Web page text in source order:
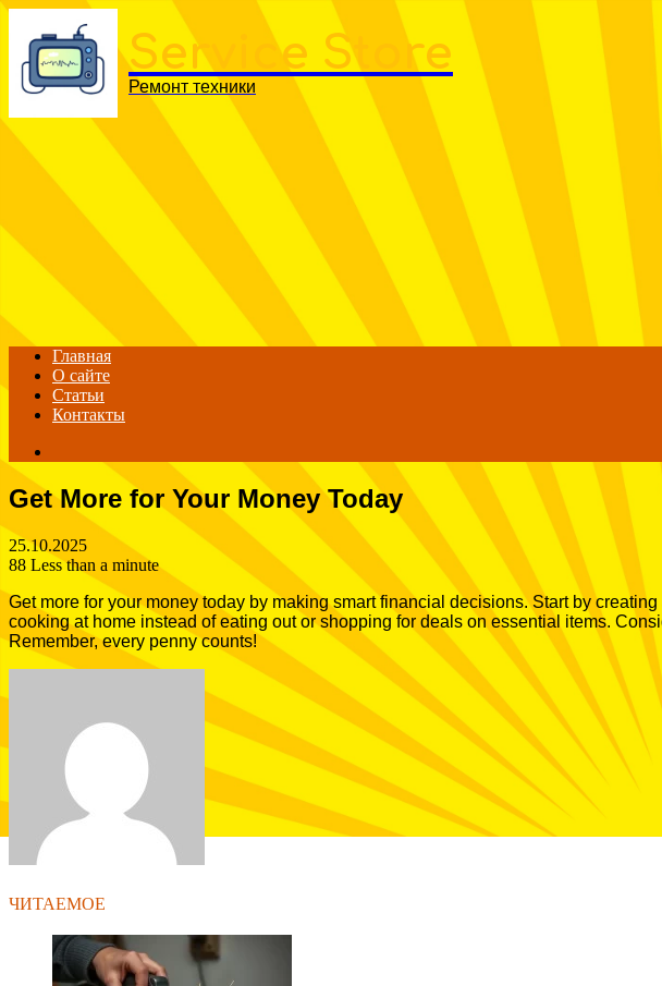
Menu
Service Store
Ремонт техники
Главная
О сайте
Статьи
Контакты
Get More for Your Money Today
25.10.2025
88 Less than a minute
Get more for your money today by making smart financial decisions. Start by
cooking at home instead of eating out or shopping for deals on essential items.
Remember, every penny counts!
via
ЧИТАЕМОЕ